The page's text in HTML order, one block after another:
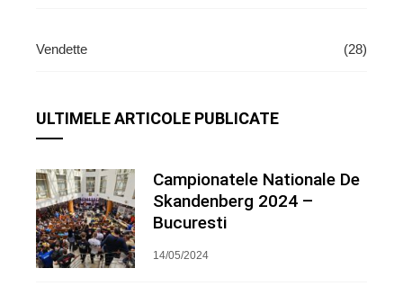
Vendette (28)
ULTIMELE ARTICOLE PUBLICATE
Campionatele Nationale De
Skandenberg 2024 –
Bucuresti
14/05/2024